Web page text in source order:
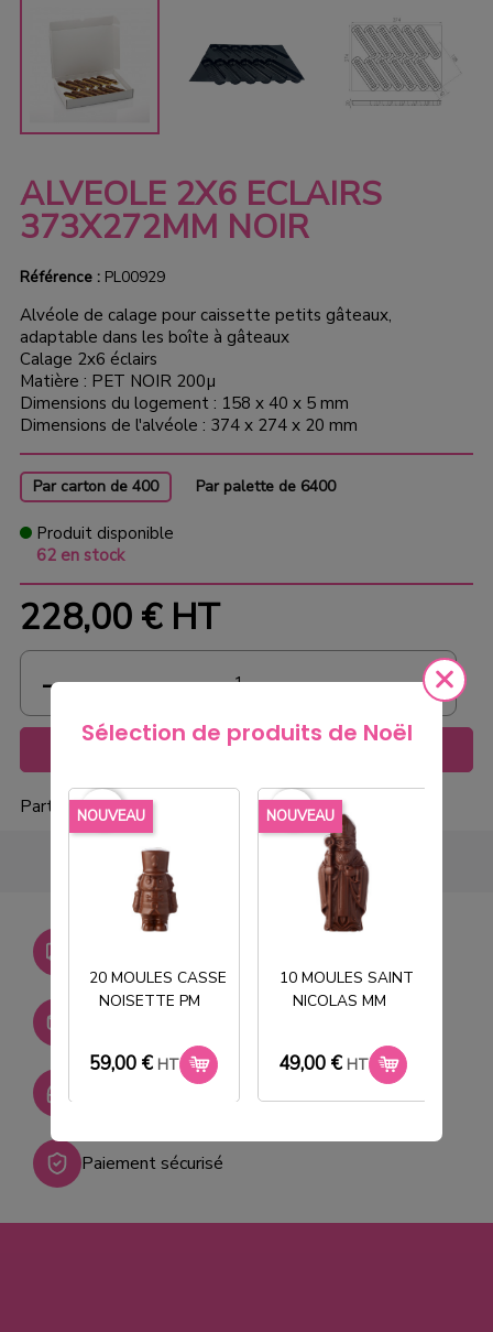
Sélection de produits de Noël
NOUVEAU
20 MOULES CASSE
NOISETTE PM
59,00 € HT
favorite_border NOUVEAU
10 MOULES SAINT
NICOLAS MM
49,00 € HT
favorite_border
ALVEOLE 2X6 ECLAIRS
373X272MM NOIR
Référence :PL00929
Alvéole de calage pour caissette petits gâteaux,
adaptable dans les boîte à gâteaux
Calage 2x6 éclairs
Matière : PET NOIR 200µ
Dimensions du logement : 158 x 40 x 5 mm
Dimensions de l'alvéole : 374 x 274 x 20 mm
Par carton de 400 Par palette de 6400
Produit disponible
62 en stock
228,00 € HT
Ajouter au panier
Partager
Stock permanent :
Paiement sécurisé